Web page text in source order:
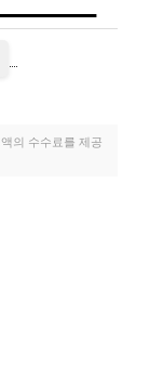
의 수수료를 제공